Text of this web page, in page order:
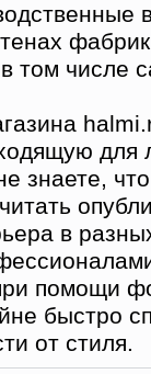
том числе
для
знаете,
в
помощи
быстро
от стиля.